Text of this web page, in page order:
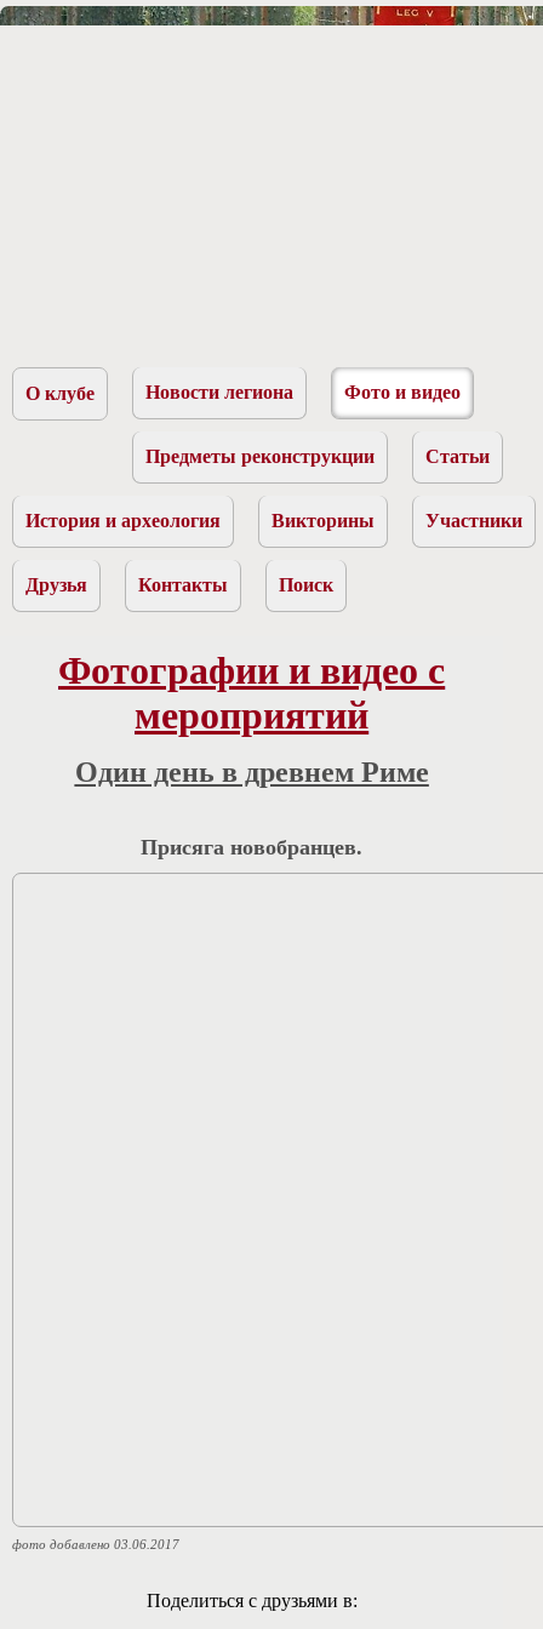
О клубе Новости легиона Фото и видео
Предметы реконструкции Статьи
История и археология Викторины Участники
Друзья Контакты Поиск
Фотографии и видео с
мероприятий
Один день в древнем Риме
Присяга новобранцев.
фото добавлено 03.06.2017
Поделиться с друзьями в: